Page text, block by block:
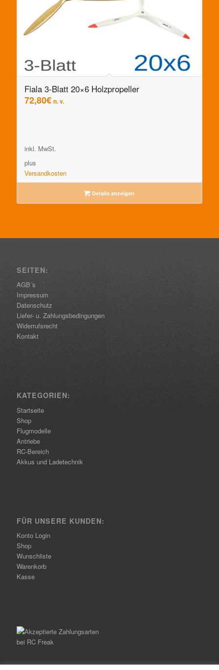
Fiala 3-Blatt 20×6 Holzpropeller
72,80€ n. v.
inkl. MwSt.
plus
Versandkosten
Details anzeigen
SEITEN:
AGB´s
Impressum
Datenschutz
Liefer- u. Zahlungsbedingungen
Widerrufsrecht
Kontakt
KATEGORIEN:
Startseite
Shop
Flugmodelle
Antriebe
RC-Bereich
Akkus und Ladetechnik
FÜR UNSERE KUNDEN:
Konto Login
Shop
Wunschliste
Warenkorb
Kasse